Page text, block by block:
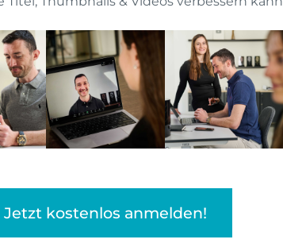
Jetzt kostenlos anmelden!
bei dir
dir auf und
Aufwand